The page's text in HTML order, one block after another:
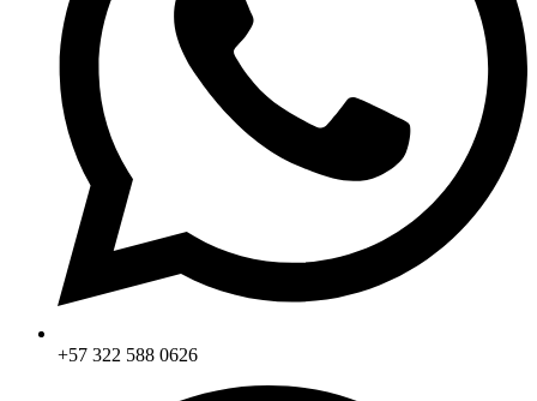
+57 322 588 0626